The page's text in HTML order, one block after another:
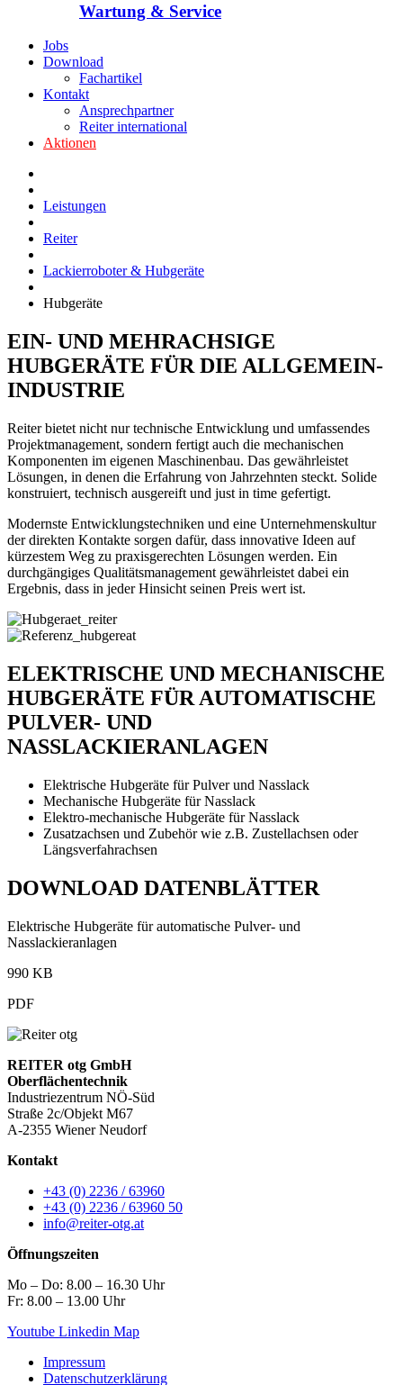
Wartung & Service
Jobs
Download
Fachartikel
Kontakt
Ansprechpartner
Reiter international
Aktionen
Leistungen
Reiter
Lackierroboter & Hubgeräte
Hubgeräte
EIN- UND MEHRACHSIGE
HUBGERÄTE FÜR DIE ALLGEMEIN-
INDUSTRIE
Reiter bietet nicht nur technische Entwicklung und umfassendes
Projektmanagement, sondern fertigt auch die mechanischen
Komponenten im eigenen Maschinenbau. Das gewährleistet
Lösungen, in denen die Erfahrung von Jahrzehnten steckt. Solide
konstruiert, technisch ausgereift und just in time gefertigt.
Modernste Entwicklungstechniken und eine Unternehmenskultur
der direkten Kontakte sorgen dafür, dass innovative Ideen auf
kürzestem Weg zu praxisgerechten Lösungen werden. Ein
durchgängiges Qualitätsmanagement gewährleistet dabei ein
Ergebnis, dass in jeder Hinsicht seinen Preis wert ist.
ELEKTRISCHE UND MECHANISCHE
HUBGERÄTE FÜR AUTOMATISCHE
PULVER- UND
NASSLACKIERANLAGEN
Elektrische Hubgeräte für Pulver und Nasslack
Mechanische Hubgeräte für Nasslack
Elektro-mechanische Hubgeräte für Nasslack
Zusatzachsen und Zubehör wie z.B. Zustellachsen oder
Längsverfahrachsen
DOWNLOAD DATENBLÄTTER
Elektrische Hubgeräte für automatische Pulver- und
Nasslackieranlagen
990 KB
PDF
REITER otg GmbH
Oberflächentechnik
Industriezentrum NÖ-Süd
Straße 2c/Objekt M67
A-2355 Wiener Neudorf
Kontakt
+43 (0) 2236 / 63960
+43 (0) 2236 / 63960 50
info@reiter-otg.at
Öffnungszeiten
Mo – Do: 8.00 – 16.30 Uhr
Fr: 8.00 – 13.00 Uhr
Youtube Linkedin Map
Impressum
Datenschutzerklärung